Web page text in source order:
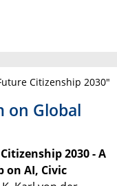
Citizenship 2030"
on Global
2030 - A
on AI, Civic